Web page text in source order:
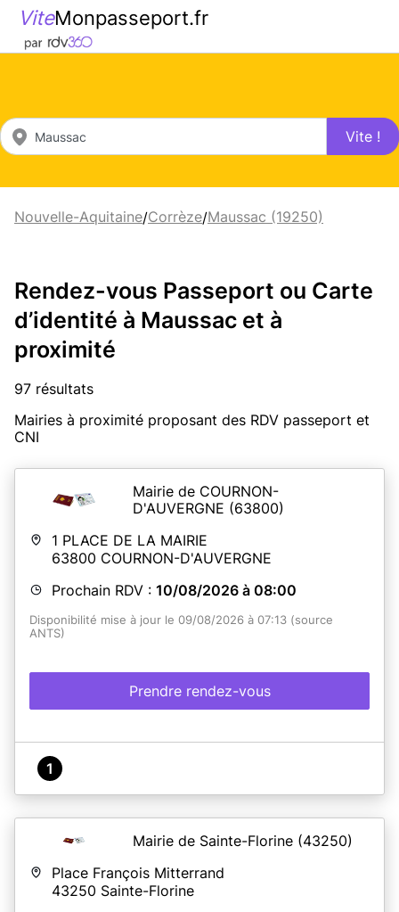
ViteMonpasseport.fr
Vite !
Nouvelle-Aquitaine/Corrèze/Maussac (19250)
Rendez-vous Passeport ou Carte
d’identité à Maussac et à
proximité
97 résultats
Mairies à proximité proposant des RDV passeport et
CNI
Mairie de COURNON-
D'AUVERGNE (63800)
1 PLACE DE LA MAIRIE
63800 COURNON-D'AUVERGNE
Prochain RDV : 10/08/2026 à 08:00
Disponibilité mise à jour le 09/08/2026 à 07:13 (source
ANTS)
Prendre rendez-vous
1
Mairie de Sainte-Florine (43250)
Place François Mitterrand
43250 Sainte-Florine